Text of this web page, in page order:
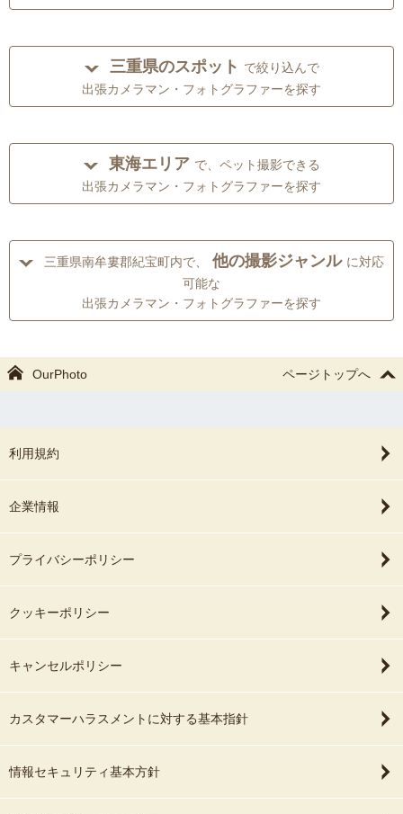
三重県のスポット で絞り込んで
出張カメラマン・フォトグラファーを探す
東海エリア で、ペット撮影できる
出張カメラマン・フォトグラファーを探す
三重県南牟婁郡紀宝町内で、 他の撮影ジャンル に対応
可能な
出張カメラマン・フォトグラファーを探す
OurPhoto ページトップへ
利用規約
企業情報
プライバシーポリシー
クッキーポリシー
キャンセルポリシー
カスタマーハラスメントに対する基本指針
情報セキュリティ基本方針